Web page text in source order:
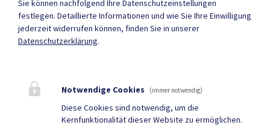
Mehr
Geko digital Gemeinde-
Infopoint St. Paul
Sie können nachfolgend Ihre Datenschutzeinstellungen
festlegen. Detaillierte Informationen und wie Sie Ihre Einwilligung
jederzeit widerrufen können, finden Sie in unserer
Datenschutzerklärung.
Notwendige Cookies (immer notwendig)
Diese Cookies sind notwendig, um die
Kernfunktionalität dieser Website zu ermöglichen.